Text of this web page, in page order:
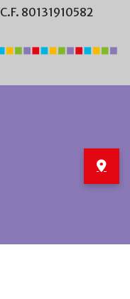
C.F. 80131910582